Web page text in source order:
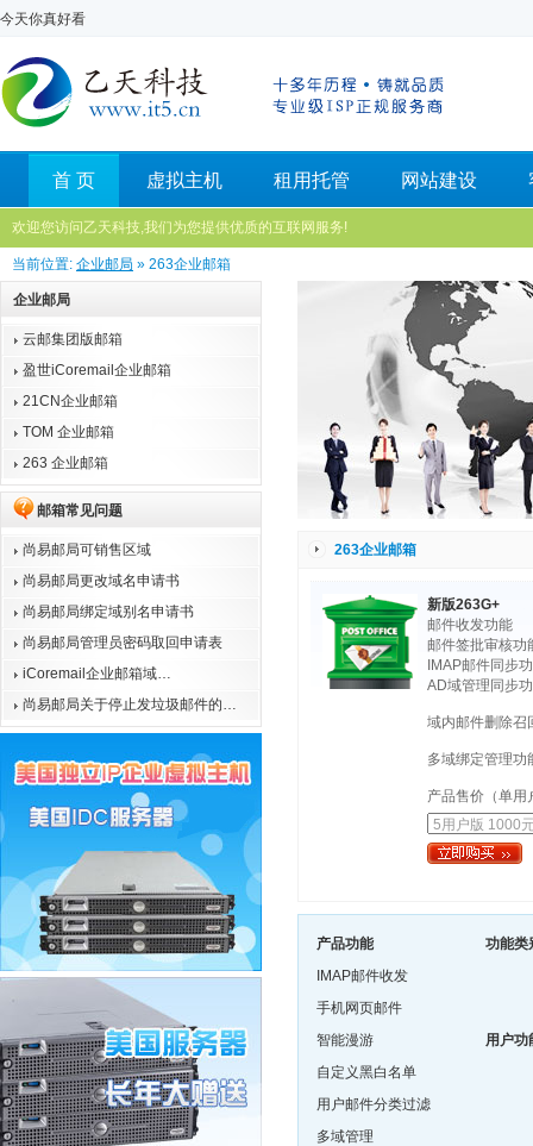
今天你真好看
首 页 虚拟主机 租用托管 网站建设
欢迎您访问乙天科技,我们为您提供优质的互联网服务!
当前位置: 企业邮局 » 263企业邮箱
企业邮局
云邮集团版邮箱
盈世iCoremail企业邮箱
21CN企业邮箱
TOM 企业邮箱
263 企业邮箱
邮箱常见问题
尚易邮局可销售区域
尚易邮局更改域名申请书
尚易邮局绑定域别名申请书
尚易邮局管理员密码取回申请表
iCoremail企业邮箱域…
尚易邮局关于停止发垃圾邮件的…
263企业邮箱
新版263G+
邮件收发功能
邮件签批审核功
IMAP邮件同步
AD域管理同步
域内邮件删除召
多域绑定管理功
产品售价（单用
产品功能
功能类
IMAP邮件收发
用户功
手机网页邮件
智能漫游
自定义黑白名单
用户邮件分类过滤
多域管理